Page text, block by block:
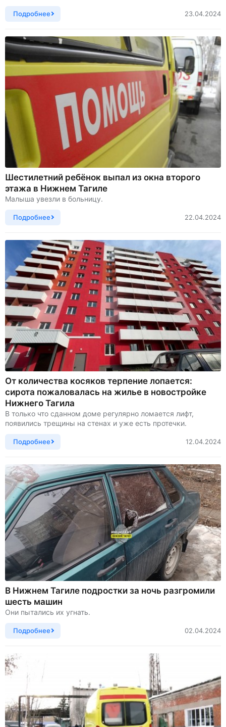
Подробнее 23.04.2024
Шестилетний ребёнок выпал из окна второго
этажа в Нижнем Тагиле
Малыша увезли в больницу.
Подробнее 22.04.2024
От количества косяков терпение лопается:
сирота пожаловалась на жилье в новостройке
Нижнего Тагила
В только что сданном доме регулярно ломается лифт,
появились трещины на стенах и уже есть протечки.
Подробнее 12.04.2024
В Нижнем Тагиле подростки за ночь разгромили
шесть машин
Они пытались их угнать.
Подробнее 02.04.2024